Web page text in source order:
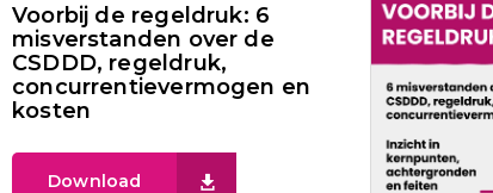
Voorbij de regeldruk: 6
misverstanden over de
CSDDD, regeldruk,
concurrentievermogen en
kosten
Download